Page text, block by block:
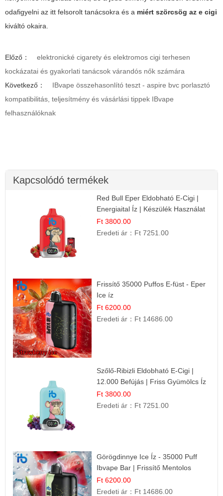
odafigyelni az itt felsorolt tanácsokra és a miért szörcsög az e cigi
kiváltó okaira.
Előző：
elektronické cigarety és elektromos cigi terhesen
kockázatai és gyakorlati tanácsok várandós nők számára
Következő：
IBvape összehasonlító teszt - aspire bvc porlasztó
kompatibilitás, teljesítmény és vásárlási tippek IBvape
felhasználóknak
Kapcsolódó termékek
Red Bull Eper Eldobható E-Cigi |
Energiaital Íz | Készülék Használat
Ft 3800.00
Eredeti ár： Ft 7251.00
Frissítő 35000 Puffos E-füst - Eper
Ice íz
Ft 6200.00
Eredeti ár： Ft 14686.00
Szőlő-Ribizli Eldobható E-Cigi |
12.000 Befújás | Friss Gyümölcs Íz
Ft 3800.00
Eredeti ár： Ft 7251.00
Görögdinnye Ice Íz - 35000 Puff
Ibvape Bar | Frissítő Mentolos
Élmény!
Ft 6200.00
Eredeti ár： Ft 14686.00